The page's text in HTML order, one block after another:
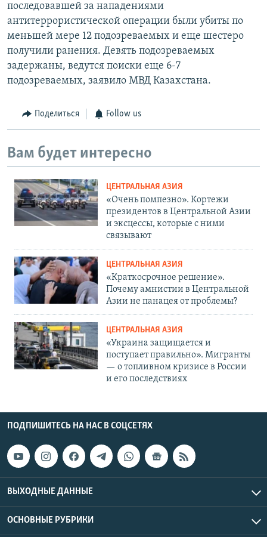
последовавшей за нападениями
антитеррористической операции были убиты по
меньшей мере 12 подозреваемых и еще шестеро
получили ранения. Девять подозреваемых
задержаны, ведутся поиски еще 6-7
подозреваемых, заявило МВД Казахстана.
Поделиться Follow us
Вам будет интересно
ЦЕНТРАЛЬНАЯ АЗИЯ
«Очень помпезно». Кортежи
президентов в Центральной Азии
и эксцессы, которые с ними
связывают
ЦЕНТРАЛЬНАЯ АЗИЯ
«Краткосрочное решение».
Почему амнистии в Центральной
Азии не панацея от проблемы?
ЦЕНТРАЛЬНАЯ АЗИЯ
«Украина защищается и
поступает правильно». Мигранты
— о топливном кризисе в России
и его последствиях
ПОДПИШИТЕСЬ НА НАС В СОЦСЕТЯХ
ВЫХОДНЫЕ ДАННЫЕ
ОСНОВНЫЕ РУБРИКИ